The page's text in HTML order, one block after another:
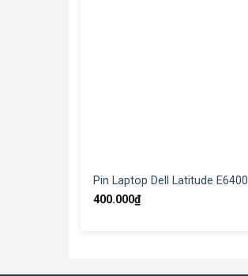
Pin Laptop Dell Latitude E6400
400.000₫